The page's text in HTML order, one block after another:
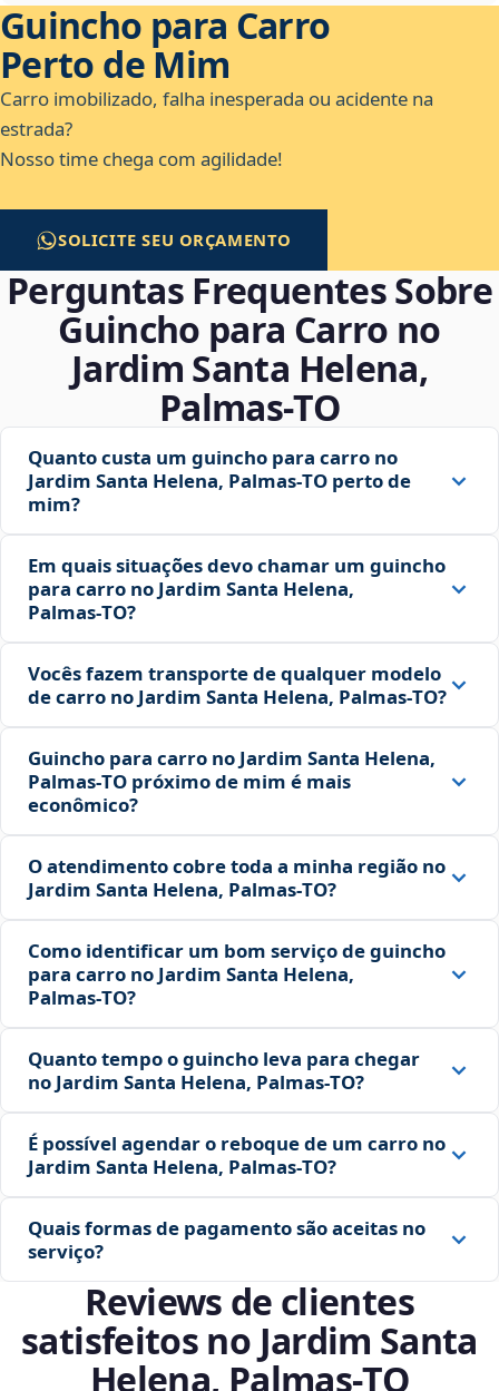
Guincho para Carro
Perto de Mim
Carro imobilizado, falha inesperada ou acidente na
estrada?
Nosso time chega com agilidade!
SOLICITE SEU ORÇAMENTO
Perguntas Frequentes Sobre
Guincho para Carro no
Jardim Santa Helena,
Palmas‑TO
Quanto custa um guincho para carro no
Jardim Santa Helena, Palmas‑TO perto de
mim?
Em quais situações devo chamar um guincho
para carro no Jardim Santa Helena,
Palmas‑TO?
Vocês fazem transporte de qualquer modelo
de carro no Jardim Santa Helena, Palmas‑TO?
Guincho para carro no Jardim Santa Helena,
Palmas‑TO próximo de mim é mais
econômico?
O atendimento cobre toda a minha região no
Jardim Santa Helena, Palmas‑TO?
Como identificar um bom serviço de guincho
para carro no Jardim Santa Helena,
Palmas‑TO?
Quanto tempo o guincho leva para chegar
no Jardim Santa Helena, Palmas‑TO?
É possível agendar o reboque de um carro no
Jardim Santa Helena, Palmas‑TO?
Quais formas de pagamento são aceitas no
serviço?
Reviews de clientes
satisfeitos no Jardim Santa
Helena, Palmas‑TO